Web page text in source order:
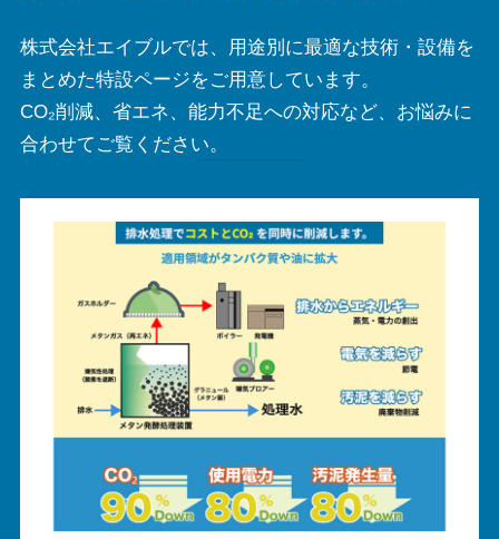
株式会社エイブルでは、用途別に最適な技術・設備を
まとめた特設ページをご用意しています。
CO₂削減、省エネ、能力不足への対応など、お悩みに
合わせてご覧ください。